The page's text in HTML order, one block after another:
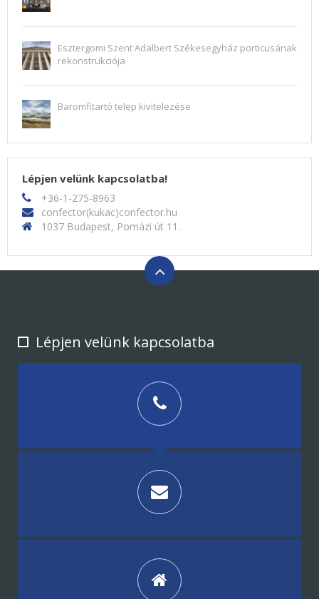
Esztergomi Szent Adalbert Székesegyház porticusának
rekonstrukciója
Baromfitartó telep kivitelezése
Lépjen velünk kapcsolatba!
+36-1-275-8963
confector(kukac)confector.hu
1037 Budapest, Pomázi út 11.
Lépjen velünk kapcsolatba